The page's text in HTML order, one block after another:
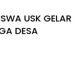
USK GELAR
DESA